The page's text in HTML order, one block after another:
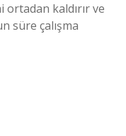
ortadan kaldırır ve
süre çalışma